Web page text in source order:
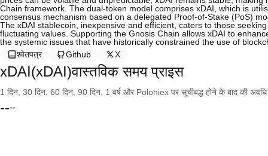
Chain framework. The dual-token model comprises xDAI, which is
consensus mechanism based on a delegated Proof-of-Stake (PoS)
The xDAI stablecoin, inexpensive and efficient, caters to those
fluctuating values. Supporting the Gnosis Chain allows xDAI to
the systemic issues that have historically constrained the use of
श्वेतपत्र
Github X
xDAI(xDAI)वास्तविक समय प्राइस
1 दिन, 30 दिन, 60 दिन, 90 दिन, 1 वर्ष और Poloniex पर सूचीबद्ध होने के बाद की
----